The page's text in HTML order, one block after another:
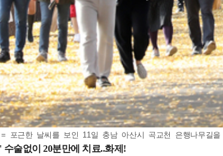
포근한 날씨를 보인 11일 충남 아산시 곡교천 은행나무